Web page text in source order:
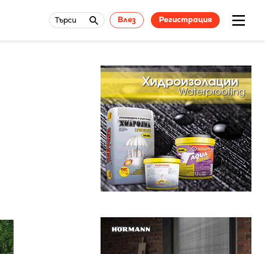
Търси Влез Регистрация